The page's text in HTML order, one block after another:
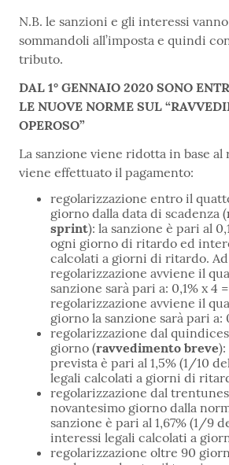
N.B. le sanzioni e gli interessi
sommandoli all’imposta e quindi
tributo.
DAL 1° GENNAIO 2020 SONO
LE NUOVE NORME SUL
OPEROSO”
La sanzione viene ridotta in base
viene effettuato il pagamento:
regolarizzazione entro il
giorno dalla data di scadenza (
sprint): la sanzione è pari al
ogni giorno di ritardo ed
calcolati a giorni di ritardo. Ad
regolarizzazione avviene il
sanzione sarà pari a: 0,1% x 4
regolarizzazione avviene il
giorno la sanzione sarà pari a:
regolarizzazione dal
giorno (ravvedimento breve):
prevista è pari al 1,5% (1/10
legali calcolati a giorni di
regolarizzazione dal
novantesimo giorno dalla
sanzione è pari al 1,67% (1/9
interessi legali calcolati a
regolarizzazione oltre 90